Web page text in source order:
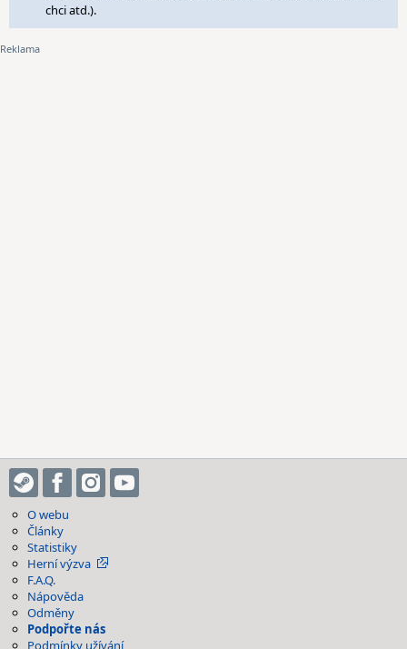
chci atd.).
O webu
Články
Statistiky
Herní výzva
F.A.Q.
Nápověda
Odměny
Podpořte nás
Podmínky užívání